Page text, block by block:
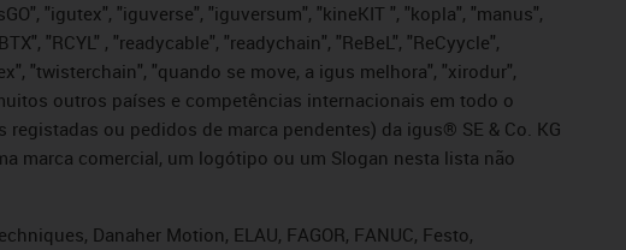
"igutex", "iguverse", "iguversum", "kineKIT ", "kopla", "manus",
"RCYL" , "readycable", "readychain", "ReBeL", "ReCyycle",
"twisterchain", "quando se move, a igus melhora", "xirodur",
outros países e competências internacionais em todo o
ou pedidos de marca pendentes) da igus® SE & Co. KG
marca comercial, um logótipo ou um Slogan nesta lista não
Danaher Motion, ELAU, FAGOR, FANUC, Festo,